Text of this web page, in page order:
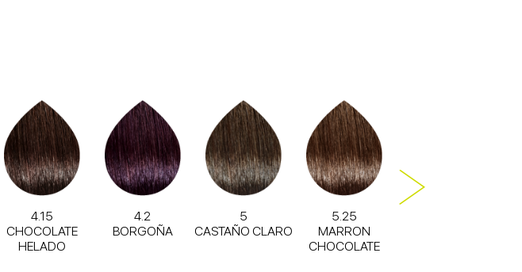
4.15
CHOCOLATE
HELADO
4.2
BORGOÑA
5
CASTAÑO CLARO
5.25
MARRON
CHOCOLATE